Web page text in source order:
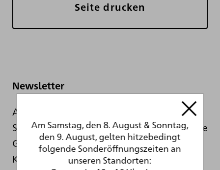
Seite drucken
Newsletter
Auch während der sanierungsbedingten
Schließung informieren wir Sie hier über die
Geschehnisse hinter den Kulissen der
Kunsthalle.
Am Samstag, den 8. August & Sonntag,
den 9. August, gelten hitzebedingt
folgende Sonderöffnungszeiten an
unseren Standorten: